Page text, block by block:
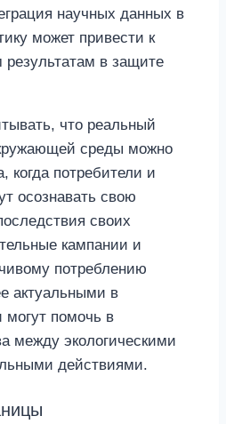
научных данных в
может привести к
в защите
что реальный
среды можно
когда потребители и
осознавать свою
своих
кампании и
потреблению
актуальными в
помочь в
между экологическими
действиями.